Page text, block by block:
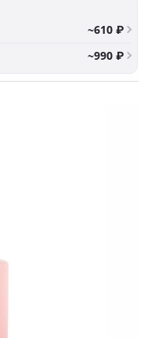
~610 ₽
~990 ₽